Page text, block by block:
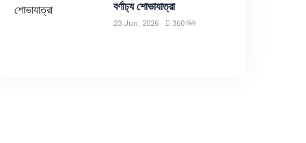
বর্ণাঢ্য শোভাযাত্রা
23 Jun, 2026 360 ভিউ